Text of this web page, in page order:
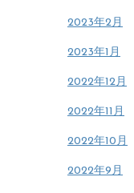
2023年2月
2023年1月
2022年12月
2022年11月
2022年10月
2022年9月